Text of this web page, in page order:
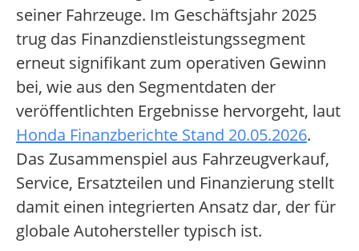
seiner Fahrzeuge. Im Geschäftsjahr 2025
trug das Finanzdienstleistungssegment
erneut signifikant zum operativen Gewinn
bei, wie aus den Segmentdaten der
veröffentlichten Ergebnisse hervorgeht, laut
Honda Finanzberichte Stand 20.05.2026.
Das Zusammenspiel aus Fahrzeugverkauf,
Service, Ersatzteilen und Finanzierung stellt
damit einen integrierten Ansatz dar, der für
globale Autohersteller typisch ist.